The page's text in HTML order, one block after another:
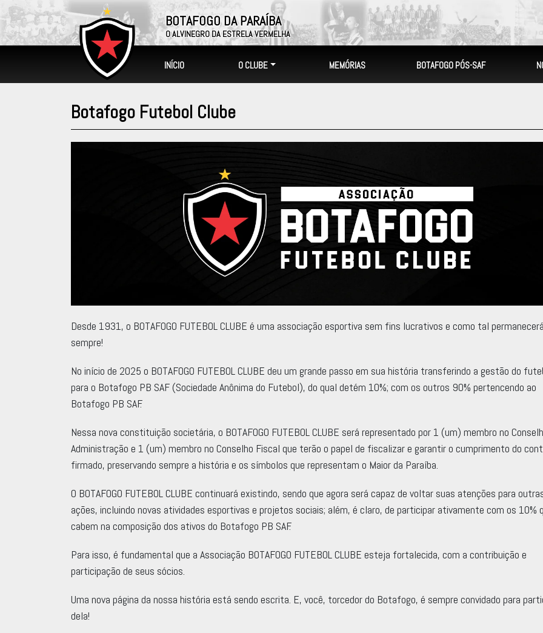
BOTAFOGO DA PARAÍBA
O ALVINEGRO DA ESTRELA VERMELHA
INÍCIO O CLUBE MEMÓRIAS BOTAFOGO PÓS-SAF
Botafogo Futebol Clube
Desde 1931, o BOTAFOGO FUTEBOL CLUBE é uma associação esportiva sem fins lucrativos e como tal
sempre!
No início de 2025 o BOTAFOGO FUTEBOL CLUBE deu um grande passo em sua história transferindo a gestão do
para o Botafogo PB SAF (Sociedade Anônima do Futebol), do qual detém 10%; com os outros 90% pertencendo ao
Botafogo PB SAF.
Nessa nova constituição societária, o BOTAFOGO FUTEBOL CLUBE será representado por 1 (um) membro no
Administração e 1 (um) membro no Conselho Fiscal que terão o papel de fiscalizar e garantir o cumprimento do
firmado, preservando sempre a história e os símbolos que representam o Maior da Paraíba.
O BOTAFOGO FUTEBOL CLUBE continuará existindo, sendo que agora será capaz de voltar suas atenções para
ações, incluindo novas atividades esportivas e projetos sociais; além, é claro, de participar ativamente com os 10%
cabem na composição dos ativos do Botafogo PB SAF.
Para isso, é fundamental que a Associação BOTAFOGO FUTEBOL CLUBE esteja fortalecida, com a contribuição e
participação de seus sócios.
Uma nova página da nossa história está sendo escrita. E, você, torcedor do Botafogo, é sempre convidado para
dela!